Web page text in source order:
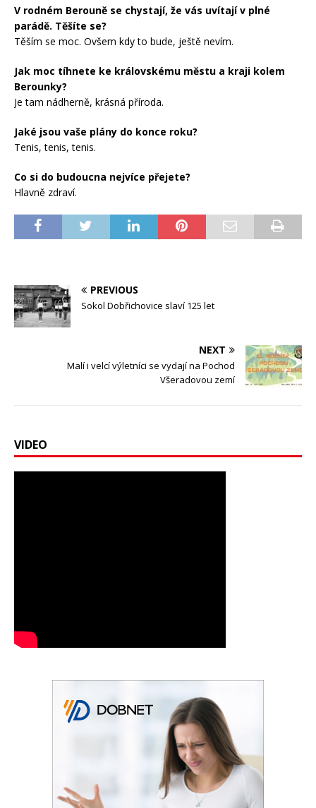
V rodném Berouně se chystají, že vás uvítají v plné
parádě. Těšíte se?
Těším se moc. Ovšem kdy to bude, ještě nevím.
Jak moc tíhnete ke královskému městu a kraji kolem
Berounky?
Je tam nádherně, krásná příroda.
Jaké jsou vaše plány do konce roku?
Tenis, tenis, tenis.
Co si do budoucna nejvíce přejete?
Hlavně zdraví.
PREVIOUS
Sokol Dobřichovice slaví 125 let
NEXT
Malí i velcí výletníci se vydají na Pochod
Všeradovou zemí
VIDEO